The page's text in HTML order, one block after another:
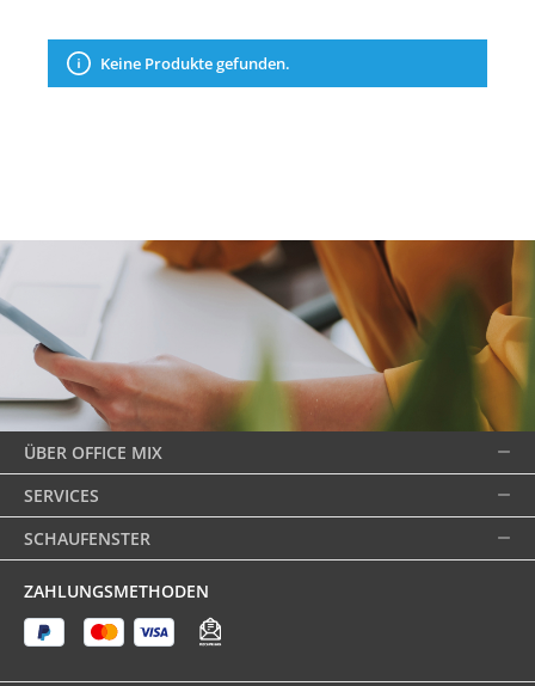
Keine Produkte gefunden.
ÜBER OFFICE MIX
SERVICES
SCHAUFENSTER
ZAHLUNGSMETHODEN